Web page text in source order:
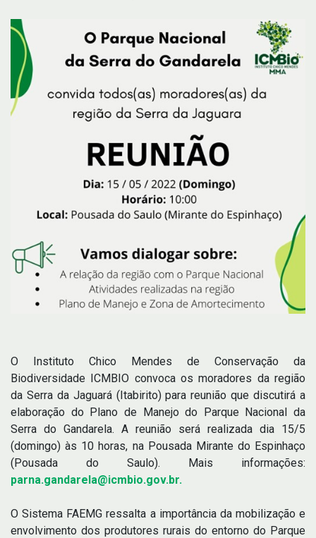
O Instituto Chico Mendes de Conservação da
Biodiversidade ICMBIO convoca os moradores da região
da Serra da Jaguará (Itabirito) para reunião que discutirá a
elaboração do Plano de Manejo do Parque Nacional da
Serra do Gandarela. A reunião será realizada dia 15/5
(domingo) às 10 horas, na Pousada Mirante do Espinhaço
(Pousada do Saulo). Mais informações:
parna.gandarela@icmbio.gov.br.
O Sistema FAEMG ressalta a importância da mobilização e
envolvimento dos produtores rurais do entorno do Parque